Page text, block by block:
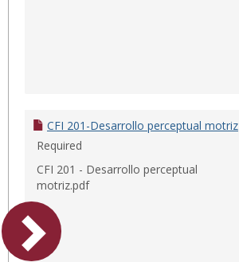
CFI 201-Desarrollo perceptual motriz
Required
CFI 201 - Desarrollo perceptual
motriz.pdf